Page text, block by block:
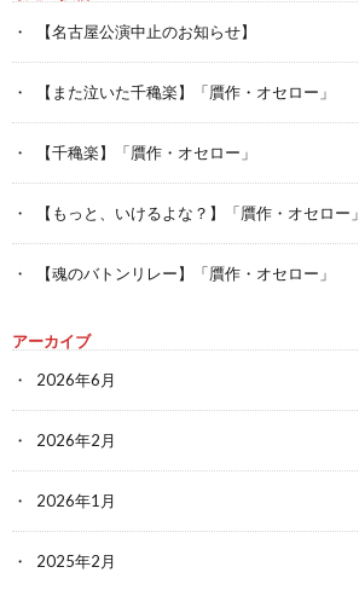
【名古屋公演中止のお知らせ】
【また泣いた千穐楽】「贋作・オセロー」
【千穐楽】「贋作・オセロー」
【もっと、いけるよな？】「贋作・オセロー」
【魂のバトンリレー】「贋作・オセロー」
アーカイブ
2026年6月
2026年2月
2026年1月
2025年2月